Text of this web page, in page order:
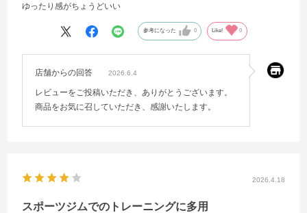
ゆったり感がちょうどいい
参考になった 0 Like! 0
店舗からの回答 2026.6.4
レビューをご投稿いただき、ありがとうございます。
商品をお気に召していただき、感謝いたします。
2026.4.18
スポーツジムでのトレーニングに多用